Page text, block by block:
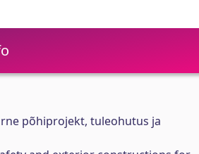
põhiprojekt, tuleohutus ja